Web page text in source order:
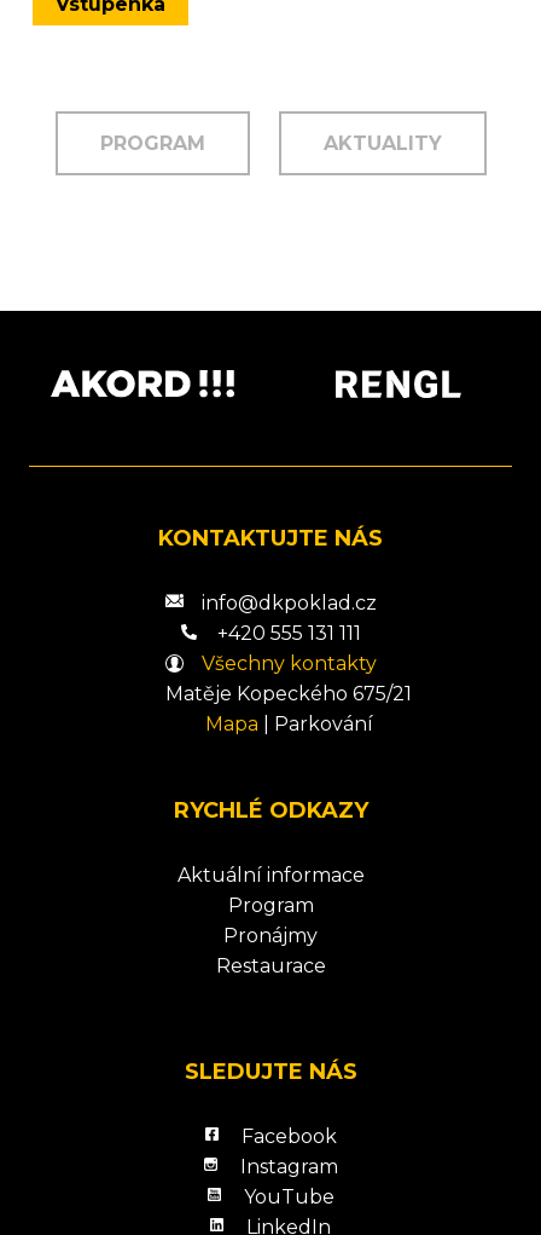
PROGRAM AKTUALITY
KONTAKTUJTE NÁS
info@dkpoklad.cz
+420 555 131 111
Všechny kontakty
Matěje Kopeckého 675/21
Mapa
Parkování
RYCHLÉ ODKAZY
Aktuální informace
Program
Pronájmy
Restaurace
SLEDUJTE NÁS
Facebook
Instagram
YouTube
LinkedIn